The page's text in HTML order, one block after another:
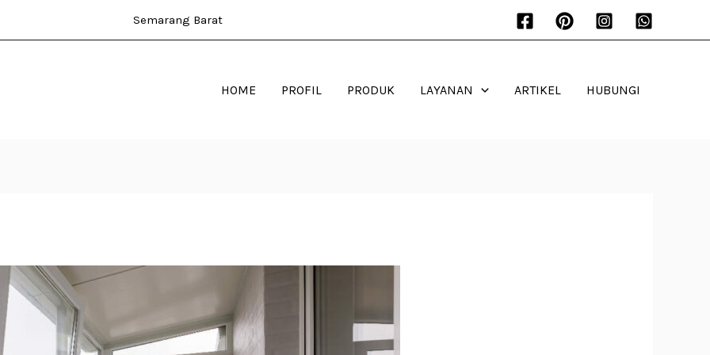
Semarang Barat
HOME PROFIL PRODUK LAYANAN ARTIKEL HUBUNGI